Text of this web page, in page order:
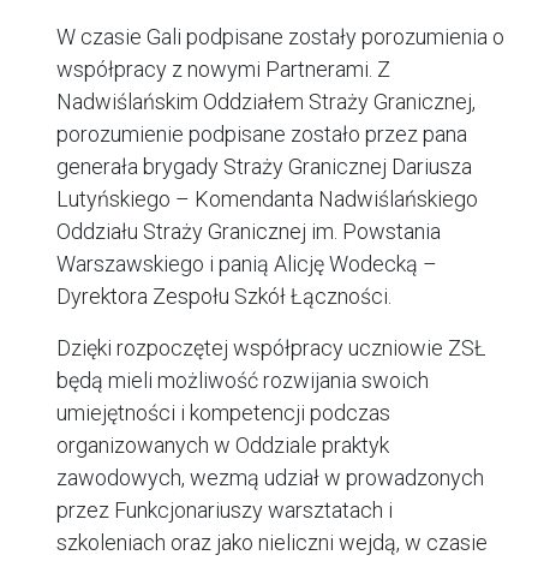
W czasie Gali podpisane zostały porozumienia o
współpracy z nowymi Partnerami. Z
Nadwiślańskim Oddziałem Straży Granicznej,
porozumienie podpisane zostało przez pana
generała brygady Straży Granicznej Dariusza
Lutyńskiego – Komendanta Nadwiślańskiego
Oddziału Straży Granicznej im. Powstania
Warszawskiego i panią Alicję Wodecką –
Dyrektora Zespołu Szkół Łączności.
Dzięki rozpoczętej współpracy uczniowie ZSŁ
będą mieli możliwość rozwijania swoich
umiejętności i kompetencji podczas
organizowanych w Oddziale praktyk
zawodowych, wezmą udział w prowadzonych
przez Funkcjonariuszy warsztatach i
szkoleniach oraz jako nieliczni wejdą, w czasie